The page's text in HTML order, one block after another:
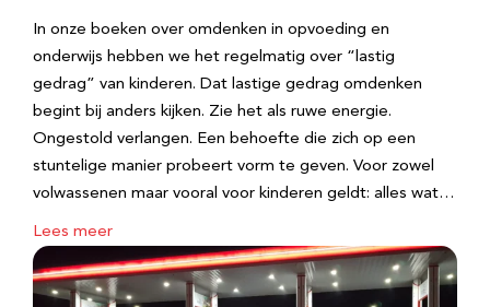
In onze boeken over omdenken in opvoeding en
onderwijs hebben we het regelmatig over “lastig
gedrag” van kinderen. Dat lastige gedrag omdenken
begint bij anders kijken. Zie het als ruwe energie.
Ongestold verlangen. Een behoefte die zich op een
stuntelige manier probeert vorm te geven. Voor zowel
volwassenen maar vooral voor kinderen geldt: alles wat…
Lees meer